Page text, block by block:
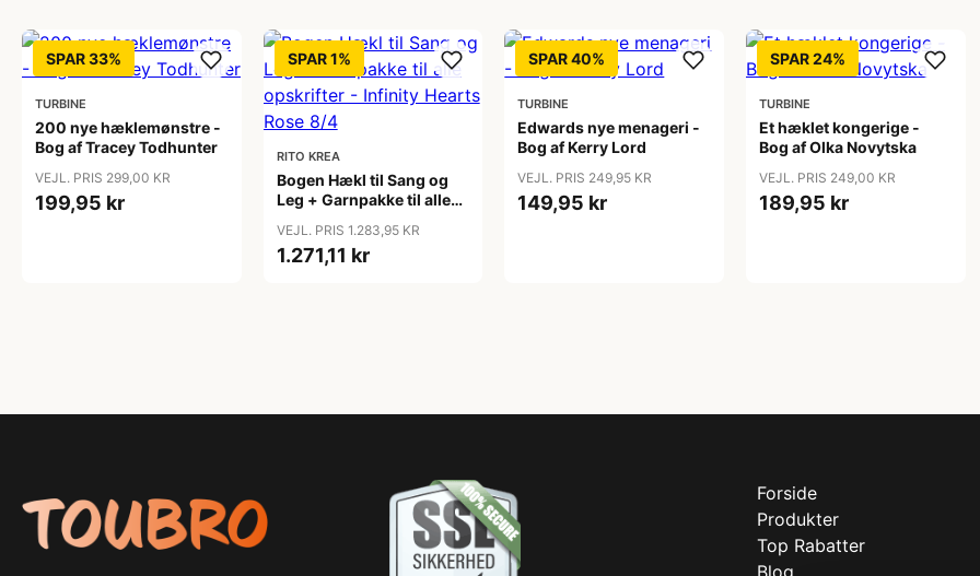
SPAR 33%
TURBINE
200 nye hæklemønstre -
Bog af Tracey Todhunter
VEJL. PRIS 299,00 KR
199,95 kr
SPAR 1%
RITO KREA
Bogen Hækl til Sang og
Leg + Garnpakke til alle
Hearts Rose 8/4
VEJL. PRIS 1.283,95 KR
1.271,11 kr
SPAR 40%
TURBINE
Edwards nye menageri -
Bog af Kerry Lord
VEJL. PRIS 249,95 KR
149,95 kr
SPAR 24%
TURBINE
Et hæklet kongerige -
Bog af Olka Novytska
VEJL. PRIS 249,00 KR
189,95 kr
Forside
Produkter
Top Rabatter
Blog